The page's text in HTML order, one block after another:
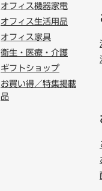
オフィス機器家電
オフィス生活用品
オフィス家具
衛生・医療・介護
ギフトショップ
お買い得／特集掲載
品